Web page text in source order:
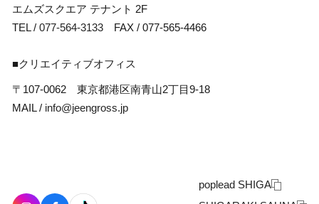
poplead SHIGA
エムズスクエア テナント 2F
TEL / 077-564-3133 FAX / 077-565-4466
■クリエイティブオフィス
〒107-0062 東京都港区南青山2丁目9-18
MAIL / info@jeengross.jp